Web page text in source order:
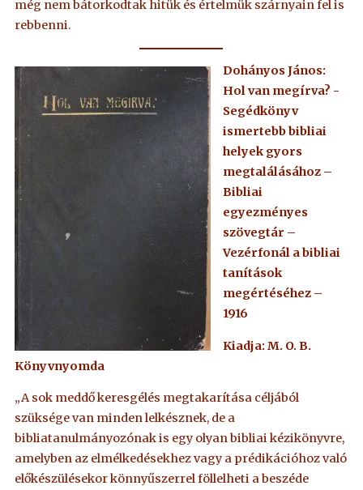
még nem bátorkodtak hitük és értelmük szárnyain fel is
rebbenni.
Dohányos János:
Hol van megírva? -
Segédkönyv
ismertebb bibliai
helyek gyors
megtalálásához –
Bibliai
egyezményes
szövegtár –
Vezérfonál a bibliai
tanítások
megértéséhez –
1916
Kiadja: M. O. B.
Könyvnyomda
„A sok meddő keresgélés megtakarítása céljából
szüksége van minden lelkésznek, de a
bibliatanulmányozónak is egy olyan bibliai kézikönyvre,
amelyben az elmélkedésekhez vagy a prédikációhoz való
előkészülésekor könnyűszerrel föllelheti a beszéde